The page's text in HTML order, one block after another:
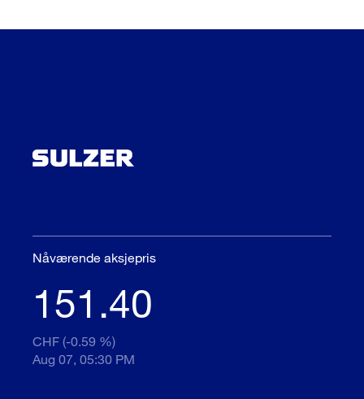
Nåværende aksjepris
151.40
CHF (-0.59 %)
Aug 07, 05:30 PM